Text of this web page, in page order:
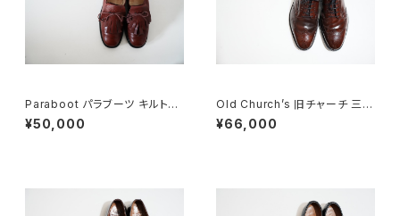
Paraboot パラブーツ キルトシ
ューズ 旧ロゴ UK5
¥50,000
Old Church’s 旧チャーチ 三都
市 Grafton グラフトン 100F
¥66,000